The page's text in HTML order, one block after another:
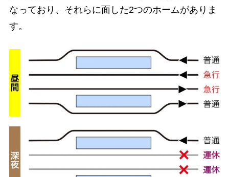
なっており、それらに面した2つのホームがありま
す。